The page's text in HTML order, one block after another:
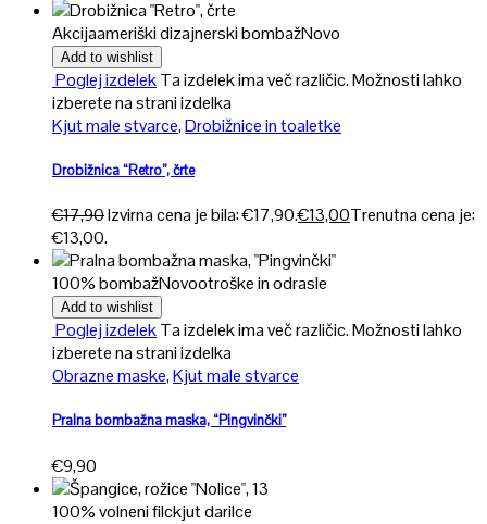
Akcijaameriški dizajnerski bombažNovo
Add to wishlist
Poglej izdelekTa izdelek ima več različic. Možnosti lahko
izberete na strani izdelka
Kjut male stvarce,Drobižnice in toaletke
Drobižnica “Retro”, črte
€17,90Izvirna cena je bila: €17,90.€13,00Trenutna cena je:
€13,00.
100% bombažNovootroške in odrasle
Add to wishlist
Poglej izdelekTa izdelek ima več različic. Možnosti lahko
izberete na strani izdelka
Obrazne maske,Kjut male stvarce
Pralna bombažna maska, “Pingvinčki”
€9,90
100% volneni filckjut darilce